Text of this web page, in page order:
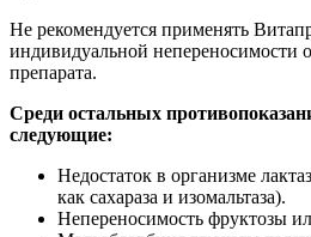
Не рекомендуется применять
индивидуальной непереносимости
препарата.
Среди остальных
следующие:
Недостаток в организме
как сахараза и изомальтаза).
Непереносимость фруктозы